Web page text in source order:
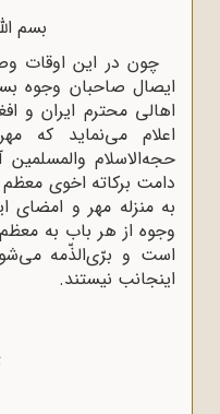
بسم‌
چون در این اوقات
ایصال صاحبان وجوه
اهالی محترم ایران و
اعلام می‌نماید که
حجه‌الاسلام
دامت برکاته اخوی
به منزله مهر و
وجوه از هر باب به معظم‌
است و برّی‌الذّمه
اینجانب نیستند.
والسلام